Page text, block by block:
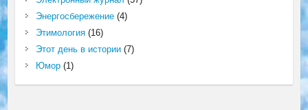
Энергосбережение(4)
Этимология(16)
Этот день в истории(7)
Юмор(1)